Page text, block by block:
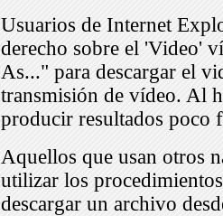
Usuarios de Internet
derecho sobre el 'Video'
As..." para descargar el
transmisión de vídeo. Al
producir resultados poco
Aquellos que usan otros
utilizar los
descargar un archivo